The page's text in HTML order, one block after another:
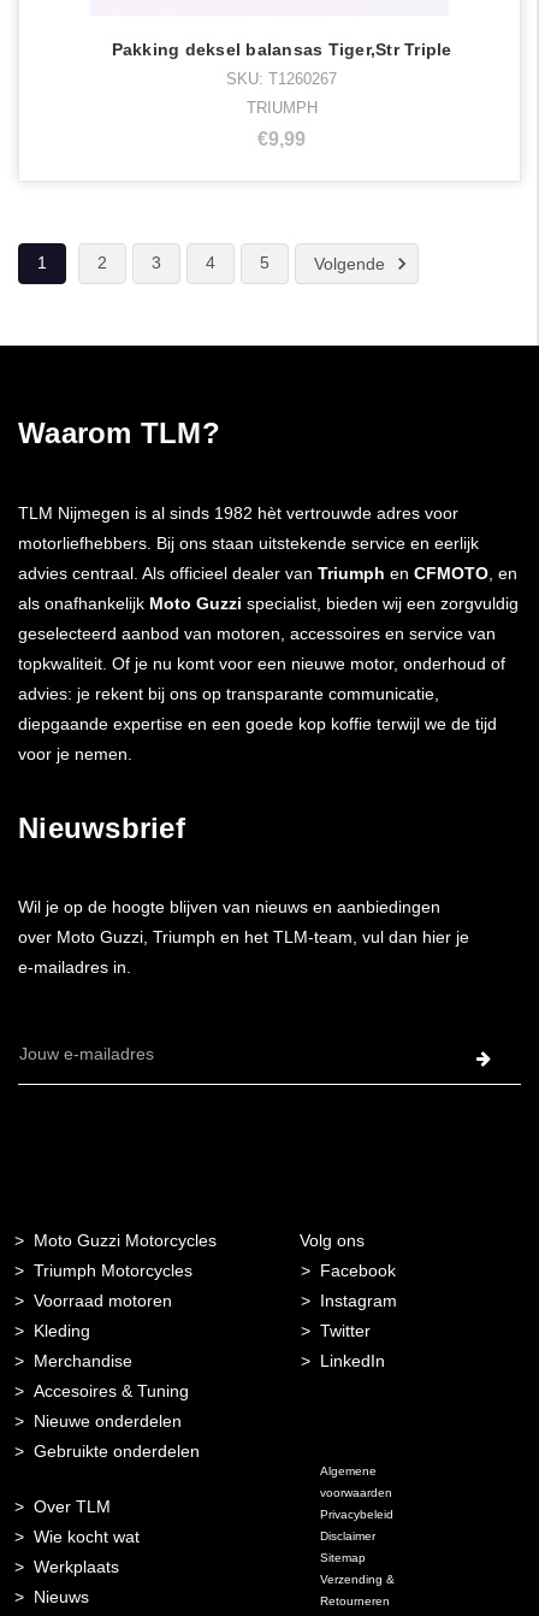
Pakking deksel balansas Tiger,Str Triple
SKU: T1260267
TRIUMPH
€9,99
1 2 3 4 5 Volgende
Waarom TLM?
TLM Nijmegen is al sinds 1982 hèt vertrouwde adres voor
motorliefhebbers. Bij ons staan uitstekende service en eerlijk
advies centraal. Als officieel dealer van Triumph en CFMOTO , en
als onafhankelijk Moto Guzzi specialist, bieden wij een zorgvuldig
geselecteerd aanbod van motoren, accessoires en service van
topkwaliteit. Of je nu komt voor een nieuwe motor, onderhoud of
advies: je rekent bij ons op transparante communicatie,
diepgaande expertise en een goede kop koffie terwijl we de tijd
voor je nemen.
Nieuwsbrief
Wil je op de hoogte blijven van nieuws en aanbiedingen
over Moto Guzzi, Triumph en het TLM-team, vul dan hier je
e-mailadres in.
E-
Moto Guzzi Motorcycles
Triumph Motorcycles
Voorraad motoren
Kleding
Merchandise
Accesoires & Tuning
Nieuwe onderdelen
Gebruikte onderdelen
Over TLM
Wie kocht wat
Werkplaats
Nieuws
Volg ons
Facebook
Instagram
Twitter
LinkedIn
Algemene
voorwaarden
Privacybeleid
Disclaimer
Sitemap
Verzending &
Retourneren